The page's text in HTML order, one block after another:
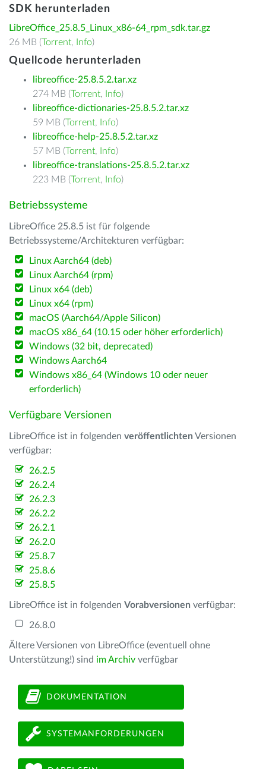
SDK herunterladen
LibreOffice_25.8.5_Linux_x86-64_rpm_sdk.tar.gz
26 MB (Torrent, Info)
Quellcode herunterladen
libreoffice-25.8.5.2.tar.xz
274 MB (Torrent, Info)
libreoffice-dictionaries-25.8.5.2.tar.xz
59 MB (Torrent, Info)
libreoffice-help-25.8.5.2.tar.xz
57 MB (Torrent, Info)
libreoffice-translations-25.8.5.2.tar.xz
223 MB (Torrent, Info)
Betriebssysteme
LibreOffice 25.8.5 ist für folgende
Betriebssysteme/Architekturen verfügbar:
Linux Aarch64 (deb)
Linux Aarch64 (rpm)
Linux x64 (deb)
Linux x64 (rpm)
macOS (Aarch64/Apple Silicon)
macOS x86_64 (10.15 oder höher erforderlich)
Windows (32 bit, deprecated)
Windows Aarch64
Windows x86_64 (Windows 10 oder neuer
erforderlich)
Verfügbare Versionen
LibreOffice ist in folgenden veröffentlichten Versionen
verfügbar:
26.2.5
26.2.4
26.2.3
26.2.2
26.2.1
26.2.0
25.8.7
25.8.6
25.8.5
LibreOffice ist in folgenden Vorabversionen verfügbar:
26.8.0
Ältere Versionen von LibreOffice (eventuell ohne
Unterstützung!) sind im Archiv verfügbar
DOKUMENTATION
SYSTEMANFORDERUNGEN